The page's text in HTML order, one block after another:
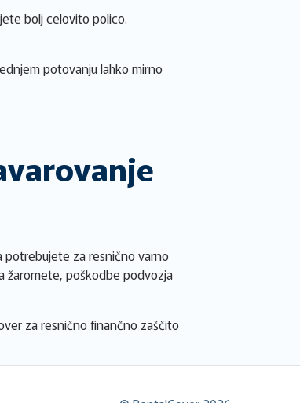
bolj celovito polico.
potovanju lahko mirno
potrebujete za resnično varno
žaromete, poškodbe podvozja
za resnično finančno zaščito